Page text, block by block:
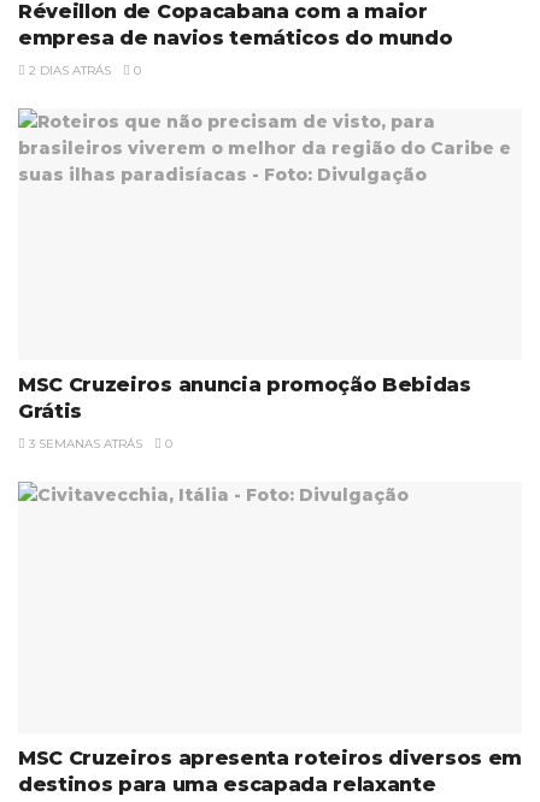
Réveillon de Copacabana com a maior
empresa de navios temáticos do mundo
2 DIAS ATRÁS 0
MSC Cruzeiros anuncia promoção Bebidas
Grátis
3 SEMANAS ATRÁS 0
MSC Cruzeiros apresenta roteiros diversos em
destinos para uma escapada relaxante